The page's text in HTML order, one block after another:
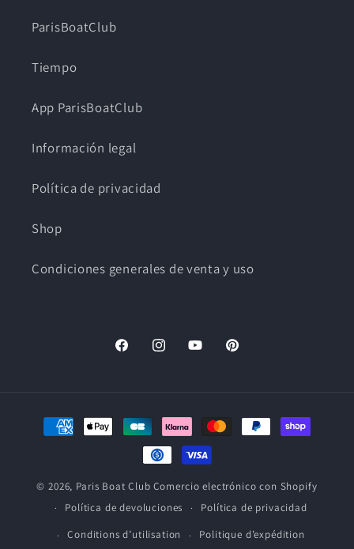
ParisBoatClub
Tiempo
App ParisBoatClub
Información legal
Política de privacidad
Shop
Condiciones generales de venta y uso
FacebookInstagramYouTubePinterest
Medios
de
© 2026, Paris Boat Club Comercio electrónico con Shopify
Política de devoluciones
Política de privacidad
Conditions d’utilisation Politique d’expédition